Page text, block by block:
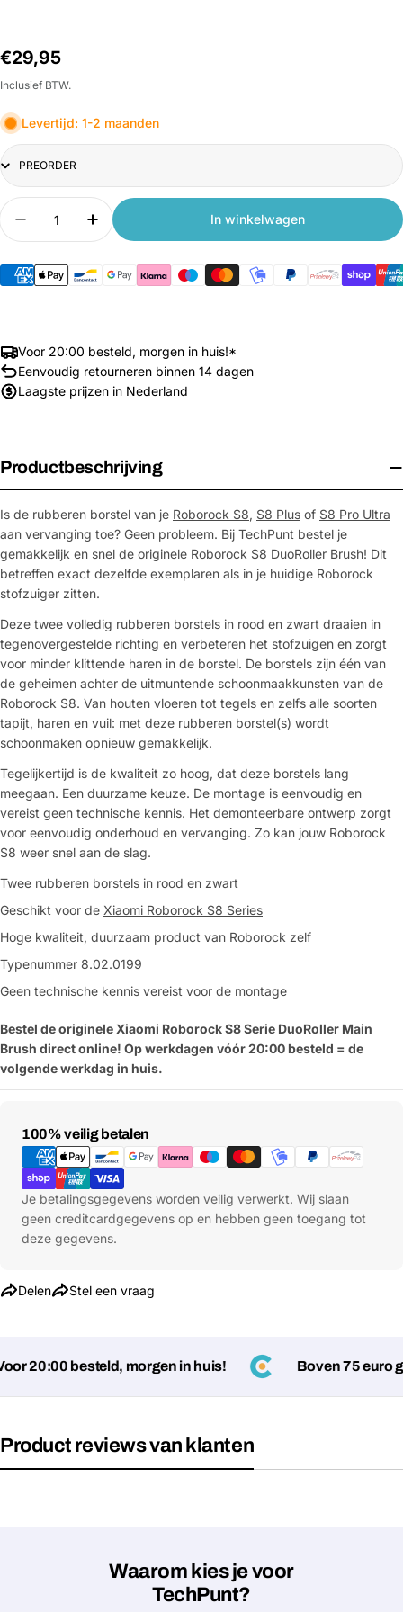
Normale
prijs
€29,95
Inclusief BTW.
Levertijd: 1-2 maanden
Title
Aantal
Aantal verlagen voor Xiaomi Roborock S8 Serie
Aantal verhogen voor Xiaomi Roborock
In winkelwagen
Voor 20:00 besteld, morgen in huis!*
Eenvoudig retourneren binnen 14 dagen
Laagste prijzen in Nederland
Productbeschrijving
Is de rubberen borstel van je Roborock S8, S8 Plus of S8 Pro Ultra
aan vervanging toe? Geen probleem. Bij TechPunt bestel je
gemakkelijk en snel de originele Roborock S8 DuoRoller Brush! Dit
betreffen exact dezelfde exemplaren als in je huidige Roborock
stofzuiger zitten.
Deze twee volledig rubberen borstels in rood en zwart draaien in
tegenovergestelde richting en verbeteren het stofzuigen en zorgt
voor minder klittende haren in de borstel. De borstels zijn één van
de geheimen achter de uitmuntende schoonmaakkunsten van de
Roborock S8. Van houten vloeren tot tegels en zelfs alle soorten
tapijt, haren en vuil: met deze rubberen borstel(s) wordt
schoonmaken opnieuw gemakkelijk.
Tegelijkertijd is de kwaliteit zo hoog, dat deze borstels lang
meegaan. Een duurzame keuze. De montage is eenvoudig en
vereist geen technische kennis. Het demonteerbare ontwerp zorgt
voor eenvoudig onderhoud en vervanging. Zo kan jouw Roborock
S8 weer snel aan de slag.
Twee rubberen borstels in rood en zwart
Geschikt voor de Xiaomi Roborock S8 Series
Hoge kwaliteit, duurzaam product van Roborock zelf
Typenummer 8.02.0199
Geen technische kennis vereist voor de montage
Bestel de originele Xiaomi Roborock S8 Serie DuoRoller Main
Brush direct online! Op werkdagen vóór 20:00 besteld = de
volgende werkdag in huis.
100% veilig betalen
Betaalmethoden
Je betalingsgegevens worden veilig verwerkt. Wij slaan
geen creditcardgegevens op en hebben geen toegang tot
deze gegevens.
Delen Stel een vraag
20:00 besteld, morgen in huis! Boven 75 euro
Product reviews van klanten
Waarom kies je voor
TechPunt?